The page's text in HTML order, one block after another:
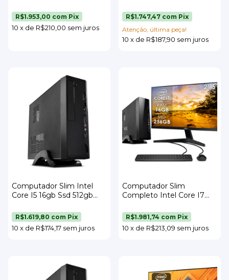
Mouse e Monitor 19"
Strong Tech
10 x de R$210,00 sem juros
R$1.953,00 com Pix
Strong Tech
10 x de R$187,90 sem juros
R$1.747,47 com Pix
Atenção, última peça!
Computador Slim Intel
Core I5 16gb Ssd 512gb
10 x de R$174,17 sem juros
R$1.619,80 com Pix
Computador Slim
Completo Intel Core I7
21,5" Teclado e Mouse
Strong Tech
10 x de R$213,09 sem juros
R$1.981,74 com Pix